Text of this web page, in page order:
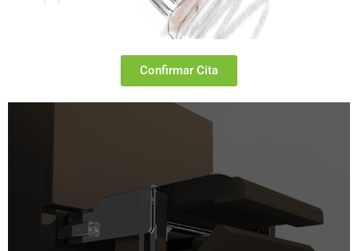
Confirmar Cita